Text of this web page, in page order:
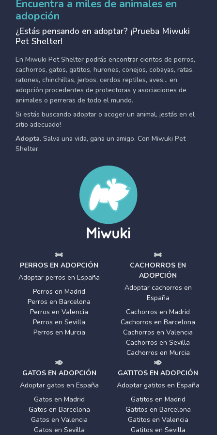
Encuentra a miles de animales en
adopción
¿Estás pensando en adoptar? ¡Prueba Miwuki
Pet Shelter!
En Miwuki Pet Shelter podrás encontrar cientos de perros,
cachorros, gatos, gatitos, hurones, conejos, cobayas, ratas,
ratones, chinchillas, jerbos, cerdos reptiles, aves... en
adopción procedentes de protectoras y asociaciones de
animales o perreras de todo el mundo.
Si estás buscando adoptar o acoger un animal, ¡estás en el
sitio adecuado!
Adopta. Salva una vida, gana un amigo. Con Miwuki Pet
Shelter.
PERROS EN ADOPCIÓN
Adoptar perros en España
Perros en Madrid
Perros en Barcelona
Perros en Valencia
Perros en Sevilla
Perros en Murcia
CACHORROS EN
ADOPCIÓN
Adoptar cachorros en
España
Cachorros en Madrid
Cachorros en Barcelona
Cachorros en Valencia
Cachorros en Sevilla
Cachorros en Murcia
GATOS EN ADOPCIÓN
Adoptar gatos en España
Gatos en Madrid
Gatos en Barcelona
Gatos en Valencia
Gatos en Sevilla
GATITOS EN ADOPCIÓN
Adoptar gatitos en España
Gatitos en Madrid
Gatitos en Barcelona
Gatitos en Valencia
Gatitos en Sevilla